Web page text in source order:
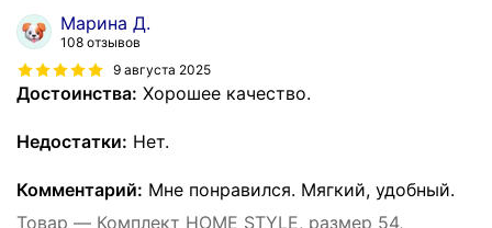
Марина Д.
108 отзывов
9 августа 2025
Достоинства: Хорошее качество.
Недостатки: Нет.
Комментарий: Мне понравился. Мягкий, удобный.
Товар — Комплект HOME STYLE, размер 54,